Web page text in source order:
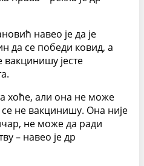
навео је да је
да се победи ковид, а
вакцинишу јесте
хоће, али она не може
се не вакцинишу. Она није
не може да ради
– навео је др